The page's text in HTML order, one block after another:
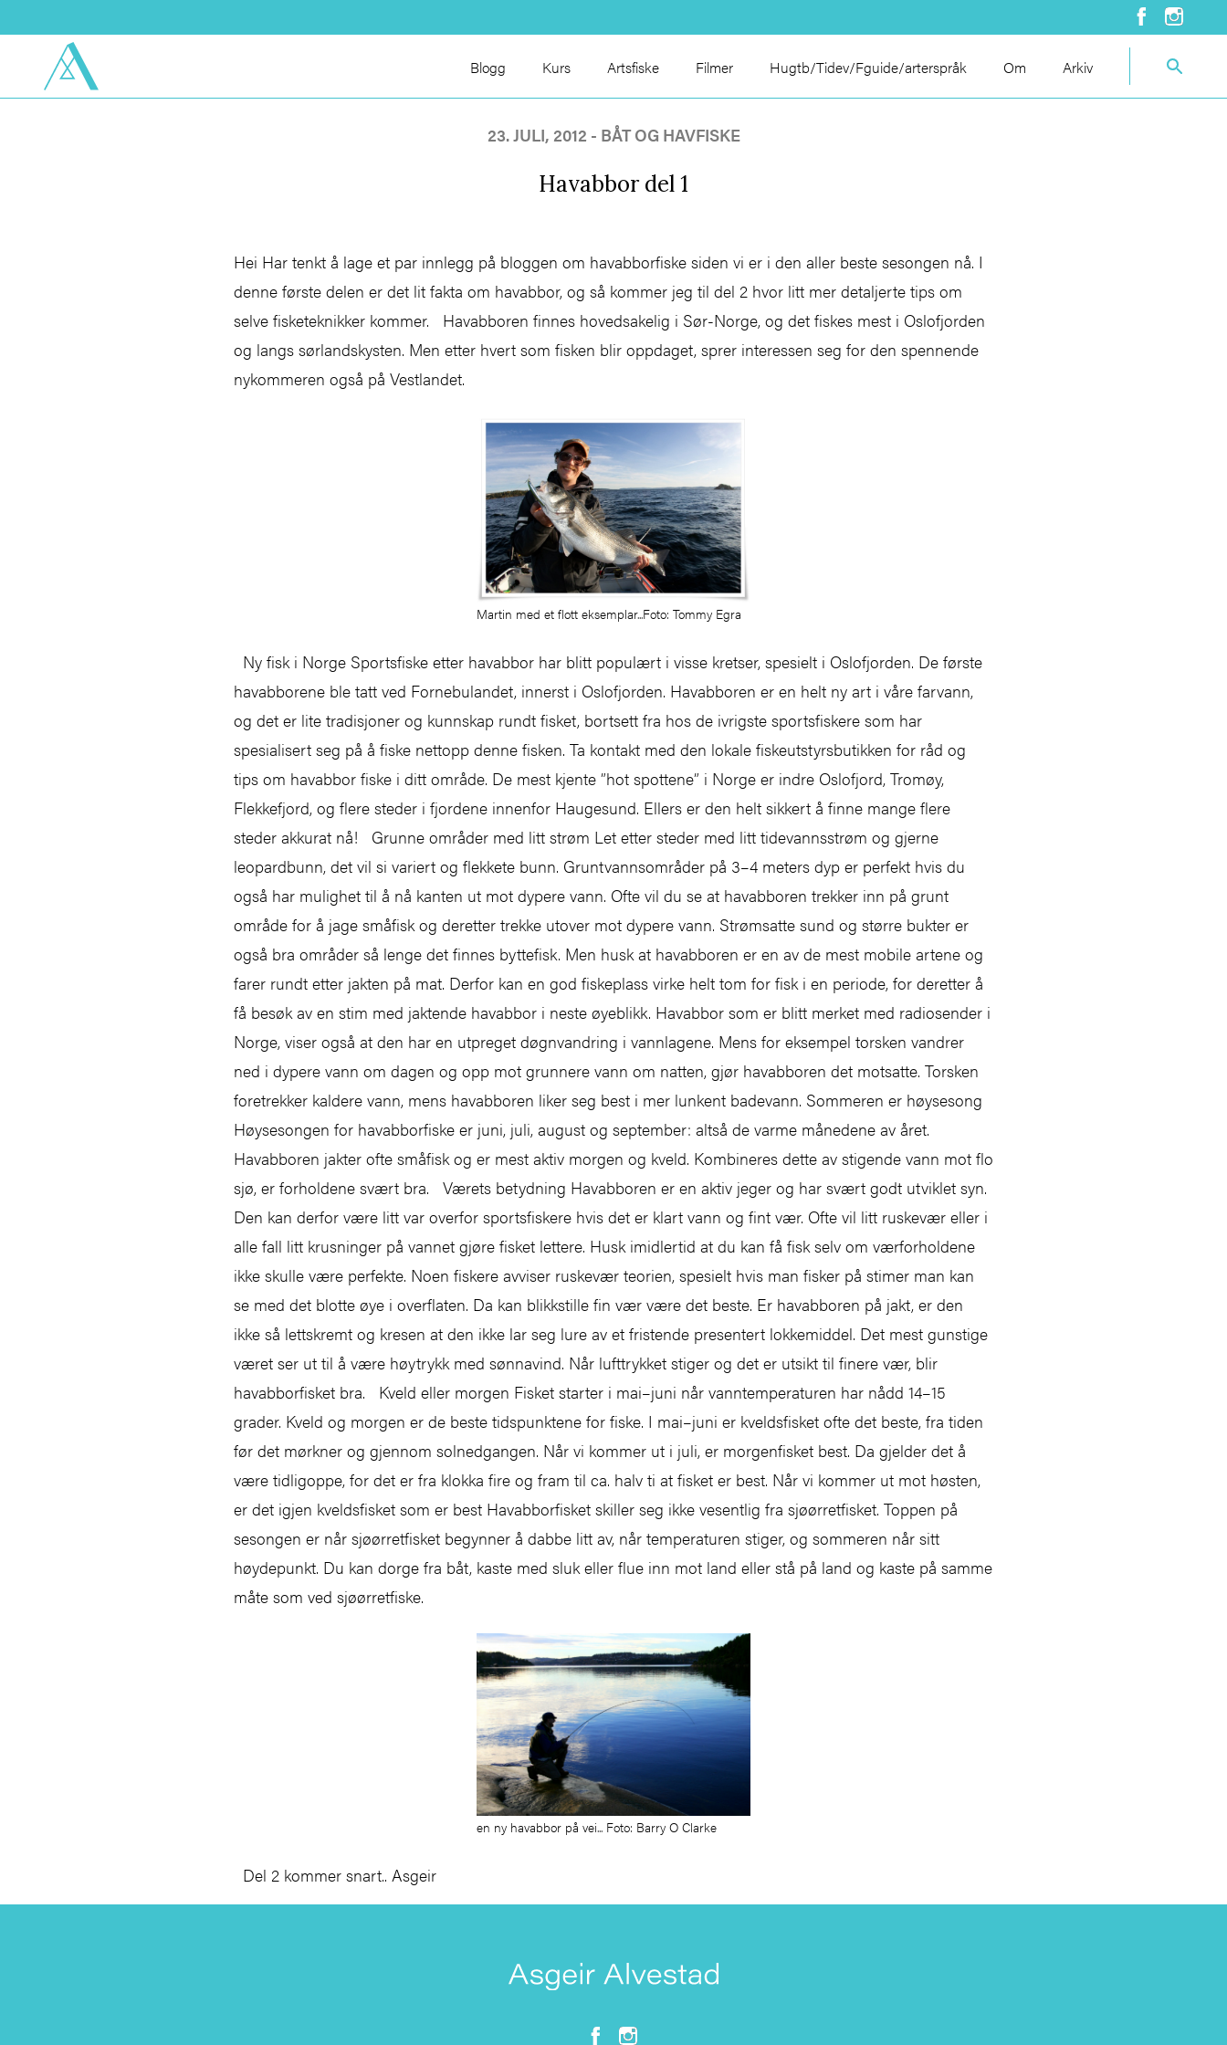
Blogg Kurs Artsfiske Filmer Hugtb/Tidev/Fguide/arterspråk Om Arkiv
23. JULI, 2012 - BÅT OG HAVFISKE
Havabbor del 1
Hei Har tenkt å lage et par innlegg på bloggen om havabborfiske siden vi er i den aller beste sesongen nå. I
denne første delen er det lit fakta om havabbor, og så kommer jeg til del 2 hvor litt mer detaljerte tips om
selve fisketeknikker kommer. Havabboren finnes hovedsakelig i Sør-Norge, og det fiskes mest i Oslofjorden
og langs sørlandskysten. Men etter hvert som fisken blir oppdaget, sprer interessen seg for den spennende
nykommeren også på Vestlandet.
Martin med et flott eksemplar...Foto: Tommy Egra
Ny fisk i Norge Sportsfiske etter havabbor har blitt populært i visse kretser, spesielt i Oslofjorden. De første
havabborene ble tatt ved Fornebulandet, innerst i Oslofjorden. Havabboren er en helt ny art i våre farvann,
og det er lite tradisjoner og kunnskap rundt fisket, bortsett fra hos de ivrigste sportsfiskere som har
spesialisert seg på å fiske nettopp denne fisken. Ta kontakt med den lokale fiskeutstyrsbutikken for råd og
tips om havabbor fiske i ditt område. De mest kjente ”hot spottene” i Norge er indre Oslofjord, Tromøy,
Flekkefjord, og flere steder i fjordene innenfor Haugesund. Ellers er den helt sikkert å finne mange flere
steder akkurat nå! Grunne områder med litt strøm Let etter steder med litt tidevannsstrøm og gjerne
leopardbunn, det vil si variert og flekkete bunn. Gruntvannsområder på 3–4 meters dyp er perfekt hvis du
også har mulighet til å nå kanten ut mot dypere vann. Ofte vil du se at havabboren trekker inn på grunt
område for å jage småfisk og deretter trekke utover mot dypere vann. Strømsatte sund og større bukter er
også bra områder så lenge det finnes byttefisk. Men husk at havabboren er en av de mest mobile artene og
farer rundt etter jakten på mat. Derfor kan en god fiskeplass virke helt tom for fisk i en periode, for deretter å
få besøk av en stim med jaktende havabbor i neste øyeblikk. Havabbor som er blitt merket med radiosender i
Norge, viser også at den har en utpreget døgnvandring i vannlagene. Mens for eksempel torsken vandrer
ned i dypere vann om dagen og opp mot grunnere vann om natten, gjør havabboren det motsatte. Torsken
foretrekker kaldere vann, mens havabboren liker seg best i mer lunkent badevann. Sommeren er høysesong
Høysesongen for havabborfiske er juni, juli, august og september: altså de varme månedene av året.
Havabboren jakter ofte småfisk og er mest aktiv morgen og kveld. Kombineres dette av stigende vann mot flo
sjø, er forholdene svært bra. Værets betydning Havabboren er en aktiv jeger og har svært godt utviklet syn.
Den kan derfor være litt var overfor sportsfiskere hvis det er klart vann og fint vær. Ofte vil litt ruskevær eller i
alle fall litt krusninger på vannet gjøre fisket lettere. Husk imidlertid at du kan få fisk selv om værforholdene
ikke skulle være perfekte. Noen fiskere avviser ruskevær teorien, spesielt hvis man fisker på stimer man kan
se med det blotte øye i overflaten. Da kan blikkstille fin vær være det beste. Er havabboren på jakt, er den
ikke så lettskremt og kresen at den ikke lar seg lure av et fristende presentert lokkemiddel. Det mest gunstige
været ser ut til å være høytrykk med sønnavind. Når lufttrykket stiger og det er utsikt til finere vær, blir
havabborfisket bra. Kveld eller morgen Fisket starter i mai–juni når vanntemperaturen har nådd 14–15
grader. Kveld og morgen er de beste tidspunktene for fiske. I mai–juni er kveldsfisket ofte det beste, fra tiden
før det mørkner og gjennom solnedgangen. Når vi kommer ut i juli, er morgenfisket best. Da gjelder det å
være tidligoppe, for det er fra klokka fire og fram til ca. halv ti at fisket er best. Når vi kommer ut mot høsten,
er det igjen kveldsfisket som er best Havabborfisket skiller seg ikke vesentlig fra sjøørretfisket. Toppen på
sesongen er når sjøørretfisket begynner å dabbe litt av, når temperaturen stiger, og sommeren når sitt
høydepunkt. Du kan dorge fra båt, kaste med sluk eller flue inn mot land eller stå på land og kaste på samme
måte som ved sjøørretfiske.
en ny havabbor på vei... Foto: Barry O Clarke
Del 2 kommer snart.. Asgeir